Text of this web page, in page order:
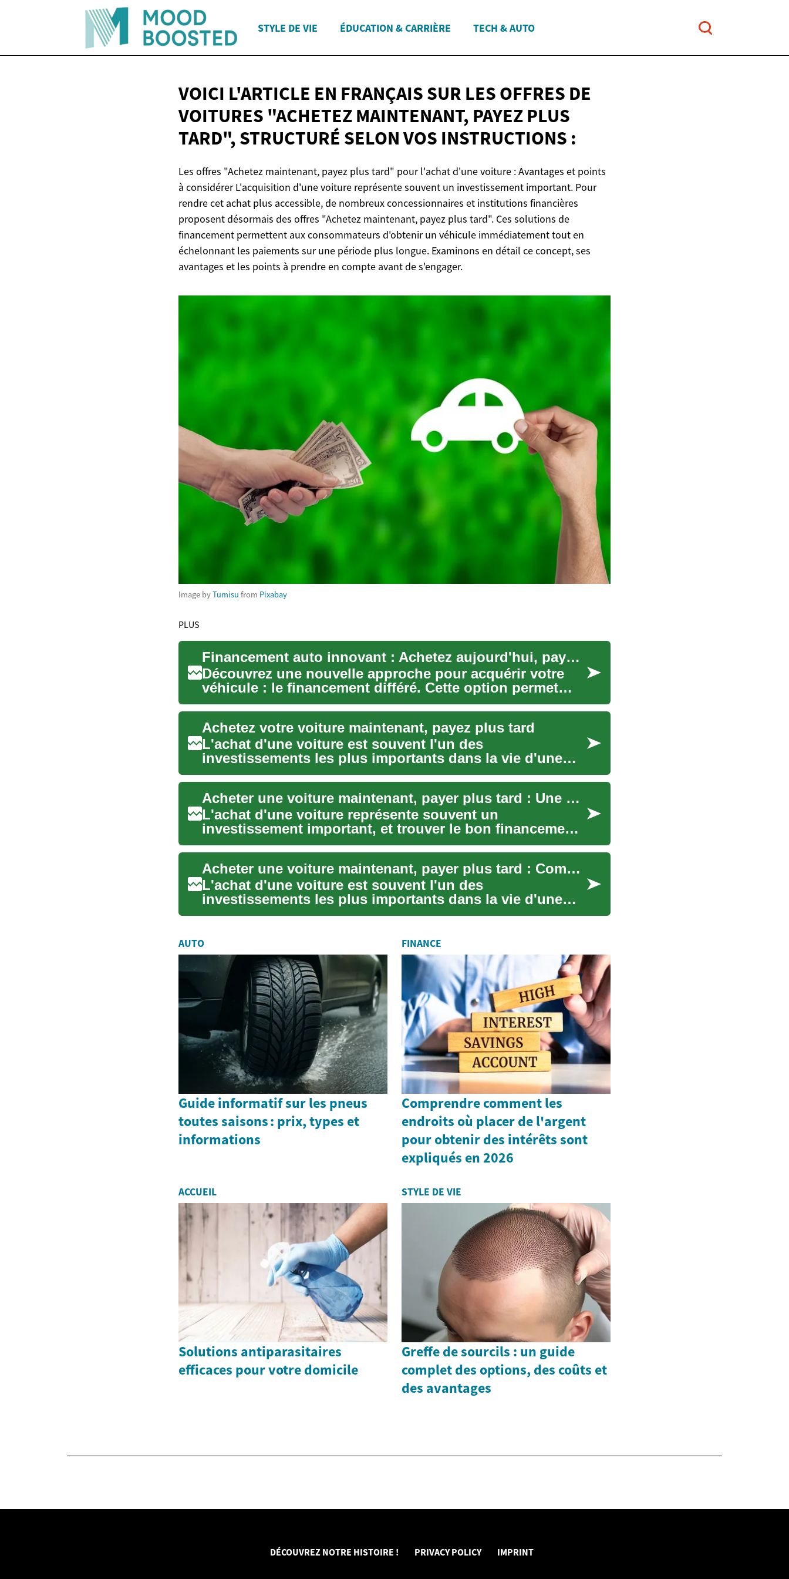
STYLE DE VIE ÉDUCATION & CARRIÈRE TECH & AUTO
VOICI L'ARTICLE EN FRANÇAIS SUR LES OFFRES DE
VOITURES "ACHETEZ MAINTENANT, PAYEZ PLUS
TARD", STRUCTURÉ SELON VOS INSTRUCTIONS :
Les offres "Achetez maintenant, payez plus tard" pour l'achat d'une voiture : Avantages et points
à considérer L'acquisition d'une voiture représente souvent un investissement important. Pour
rendre cet achat plus accessible, de nombreux concessionnaires et institutions financières
proposent désormais des offres "Achetez maintenant, payez plus tard". Ces solutions de
financement permettent aux consommateurs d'obtenir un véhicule immédiatement tout en
échelonnant les paiements sur une période plus longue. Examinons en détail ce concept, ses
avantages et les points à prendre en compte avant de s'engager.
Image byTumisu from Pixabay
PLUS
Financement auto innovant : Achetez aujourd'hui, payez demain
Découvrez une nouvelle approche pour acquérir votre
véhicule : le financement différé. Cette option permet
d'obtenir ...
Achetez votre voiture maintenant, payez plus tard
L'achat d'une voiture est souvent l'un des
investissements les plus importants dans la vie d'une
personne. Cependant,...
Acheter une voiture maintenant, payer plus tard : Une solution flexible pour acquérir votre véhicule
L'achat d'une voiture représente souvent un
investissement important, et trouver le bon financement
peut être un défi...
Acheter une voiture maintenant, payer plus tard : Comment ça marche ?
L'achat d'une voiture est souvent l'un des
investissements les plus importants dans la vie d'une
personne. Cependant,...
AUTO
Guide informatif sur les pneus
toutes saisons : prix, types et
informations
FINANCE
Comprendre comment les
endroits où placer de l'argent
pour obtenir des intérêts sont
expliqués en 2026
ACCUEIL
Solutions antiparasitaires
efficaces pour votre domicile
STYLE DE VIE
Greffe de sourcils : un guide
complet des options, des coûts et
des avantages
DÉCOUVREZ NOTRE HISTOIRE ! PRIVACY POLICY IMPRINT